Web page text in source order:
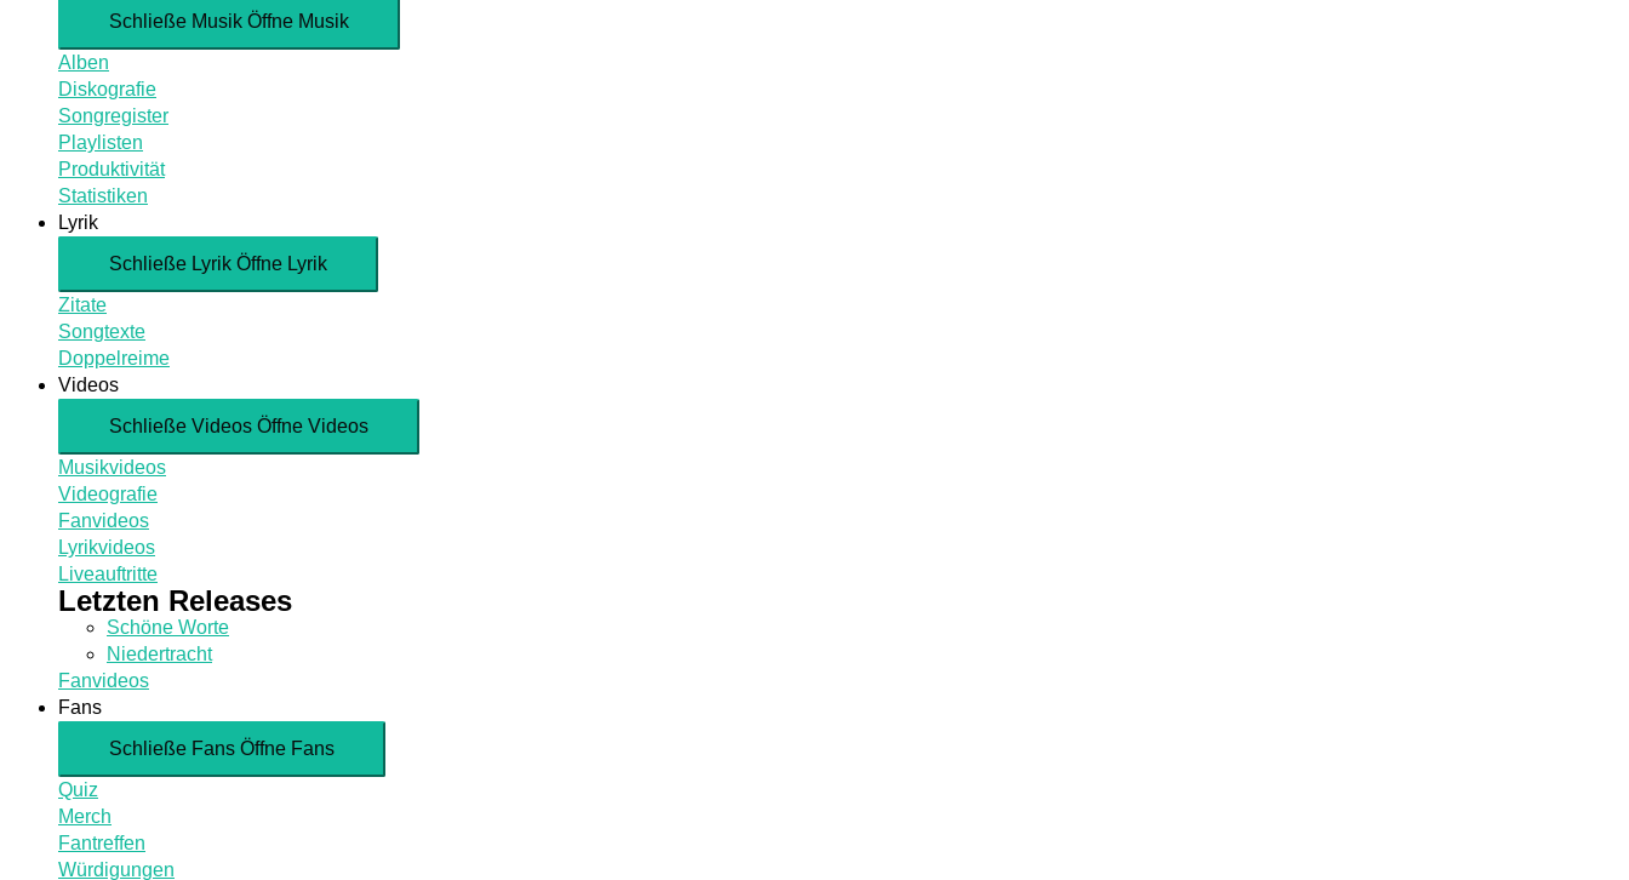
Schließe Musik Öffne Musik
Alben
Diskografie
Songregister
Playlisten
Produktivität
Statistiken
Lyrik
Schließe Lyrik Öffne Lyrik
Zitate
Songtexte
Doppelreime
Videos
Schließe Videos Öffne Videos
Musikvideos
Videografie
Fanvideos
Lyrikvideos
Liveauftritte
Letzten Releases
Schöne Worte
Niedertracht
Fanvideos
Fans
Schließe Fans Öffne Fans
Quiz
Merch
Fantreffen
Würdigungen